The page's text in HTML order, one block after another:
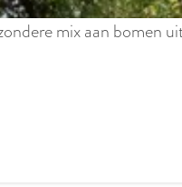
mix aan bomen